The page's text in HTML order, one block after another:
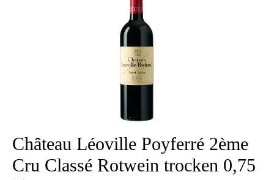
Château Léoville Poyferré 2ème
Cru Classé Rotwein trocken 0,75